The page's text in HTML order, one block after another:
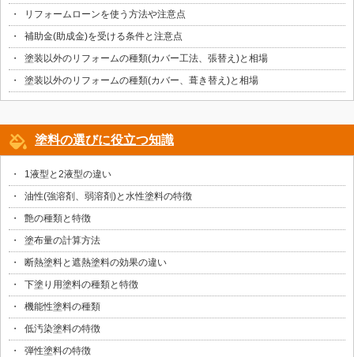
リフォームローンを使う方法や注意点
補助金(助成金)を受ける条件と注意点
塗装以外のリフォームの種類(カバー工法、張替え)と相場
塗装以外のリフォームの種類(カバー、葺き替え)と相場
塗料の選びに役立つ知識
1液型と2液型の違い
油性(強溶剤、弱溶剤)と水性塗料の特徴
艶の種類と特徴
塗布量の計算方法
断熱塗料と遮熱塗料の効果の違い
下塗り用塗料の種類と特徴
機能性塗料の種類
低汚染塗料の特徴
弾性塗料の特徴